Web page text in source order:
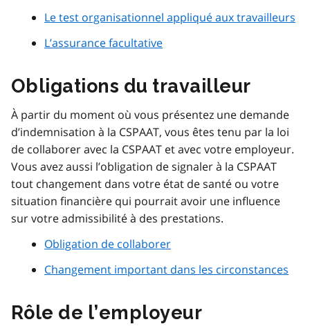
Le test organisationnel appliqué aux travailleurs
L’assurance facultative
Obligations du travailleur
À partir du moment où vous présentez une demande
d’indemnisation à la CSPAAT, vous êtes tenu par la loi
de collaborer avec la CSPAAT et avec votre employeur.
Vous avez aussi l’obligation de signaler à la CSPAAT
tout changement dans votre état de santé ou votre
situation financière qui pourrait avoir une influence
sur votre admissibilité à des prestations.
Obligation de collaborer
Changement important dans les circonstances
Rôle de l’employeur